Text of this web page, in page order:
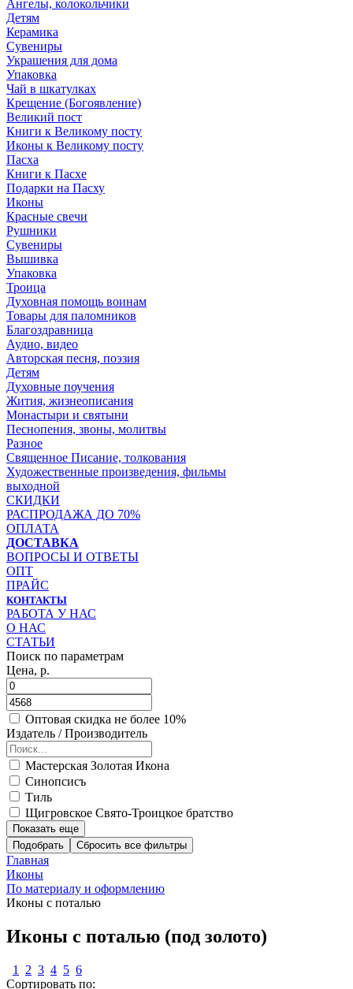
Ангелы, колокольчики
Детям
Керамика
Сувениры
Украшения для дома
Упаковка
Чай в шкатулках
Крещение (Богоявление)
Великий пост
Книги к Великому посту
Иконы к Великому посту
Пасха
Книги к Пасхе
Подарки на Пасху
Иконы
Красные свечи
Рушники
Сувениры
Вышивка
Упаковка
Троица
Духовная помощь воинам
Товары для паломников
Благоздравница
Аудио, видео
Авторская песня, поэзия
Детям
Духовные поучения
Жития, жизнеописания
Монастыри и святыни
Песнопения, звоны, молитвы
Разное
Священное Писание, толкования
Художественные произведения, фильмы
выходной
СКИДКИ
РАСПРОДАЖА ДО 70%
ОПЛАТА
ДОСТАВКА
ВОПРОСЫ И ОТВЕТЫ
ОПТ
ПРАЙС
КОНТАКТЫ
РАБОТА У НАС
О НАС
СТАТЬИ
Поиск по параметрам
Цена, р.
Оптовая скидка не более 10%
Издатель / Производитель
Мастерская Золотая Икона
Синопсисъ
Тиль
Щигровское Свято-Троицкое братство
Показать еще
Подобрать
Главная
Иконы
По материалу и оформлению
Иконы с поталью
Иконы с поталью (под золото)
1 2 3 4 5 6
Сортировать по: